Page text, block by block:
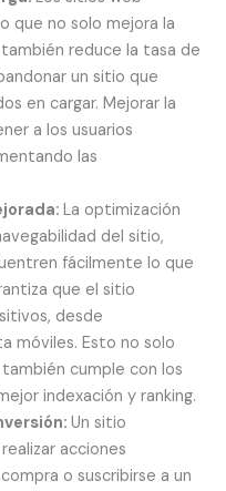
que no solo mejora la
reduce la tasa de
un sitio que
en cargar. Mejorar la
a los usuarios
las
La optimización
del sitio,
fácilmente lo que
que el sitio
desde
móviles. Esto no solo
cumple con los
indexación y ranking.
Un sitio
acciones
o suscribirse a un